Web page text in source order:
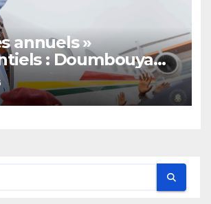
annuels »
: Doumbouya
l’opposition s’agite,